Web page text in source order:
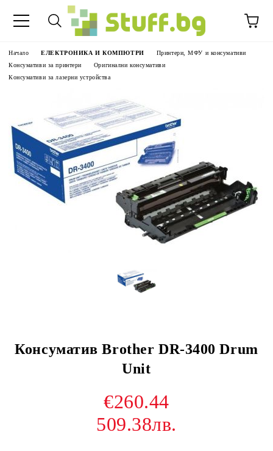
Начало ЕЛЕКТРОНИКА И КОМПЮТРИ
Принтери, МФУ и консумативи
Консумативи за принтери
Оригинални консумативи
Консумативи за лазерни устройства
Консуматив Brother DR-3400 Drum
Unit
€260.44
509.38лв.